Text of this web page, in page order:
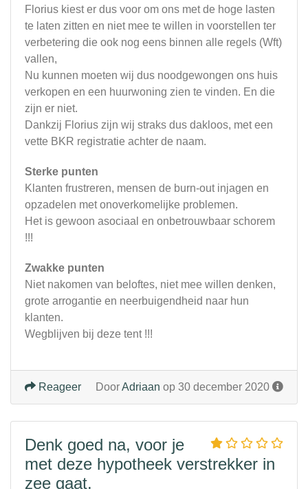
Florius kiest er dus voor om ons met de hoge lasten
te laten zitten en niet mee te willen in voorstellen ter
verbetering die ook nog eens binnen alle regels (Wft)
vallen,
Nu kunnen moeten wij dus noodgewongen ons huis
verkopen en een huurwoning zien te vinden. En die
zijn er niet.
Dankzij Florius zijn wij straks dus dakloos, met een
vette BKR registratie achter de naam.
Sterke punten
Klanten frustreren, mensen de burn-out injagen en
opzadelen met onoverkomelijke problemen.
Het is gewoon asociaal en onbetrouwbaar schorem
!!!
Zwakke punten
Niet nakomen van beloftes, niet mee willen denken,
grote arrogantie en neerbuigendheid naar hun
klanten.
Wegblijven bij deze tent !!!
DoorAdriaan op 30 december 2020
Reageer
Denk goed na, voor je
met deze hypotheek verstrekker in
zee gaat.